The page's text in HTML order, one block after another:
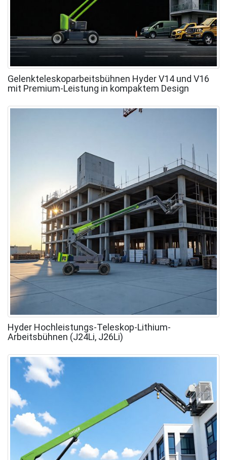
Gelenkteleskoparbeitsbühnen Hyder V14 und V16
mit Premium-Leistung in kompaktem Design
Hyder Hochleistungs-Teleskop-Lithium-
Arbeitsbühnen (J24Li, J26Li)